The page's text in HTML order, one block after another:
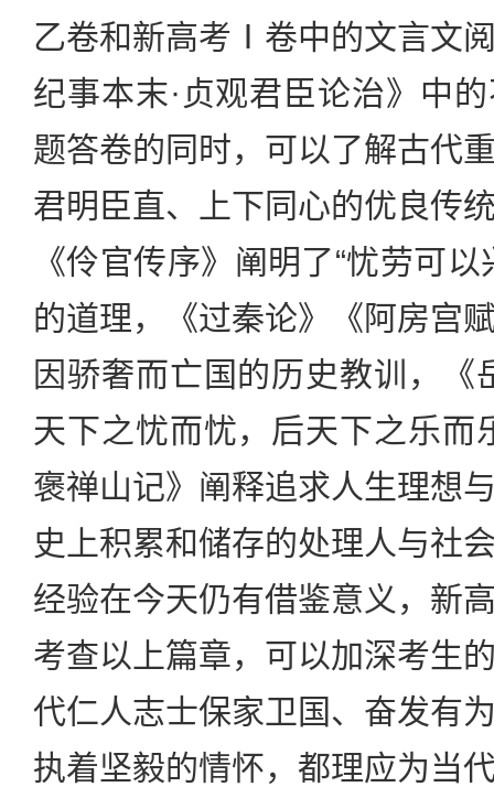
乙卷和新高考Ⅰ卷中的文言文
纪事本末·贞观君臣论治》中
题答卷的同时，可以了解古代
君明臣直、上下同心的优良传
《伶官传序》阐明了“忧劳可
的道理，《过秦论》《阿房宫
因骄奢而亡国的历史教训，《
天下之忧而忧，后天下之乐而
褒禅山记》阐释追求人生理想
史上积累和储存的处理人与社
经验在今天仍有借鉴意义，
考查以上篇章，可以加深考生
代仁人志士保家卫国、奋发有
执着坚毅的情怀，都理应为当